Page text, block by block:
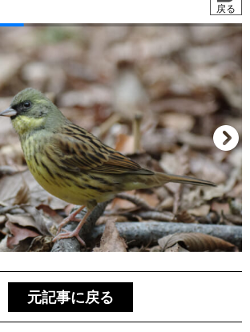
戻る
元記事に戻る